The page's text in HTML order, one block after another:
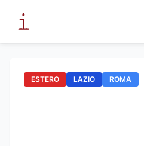
ESTERO LAZIO ROMA